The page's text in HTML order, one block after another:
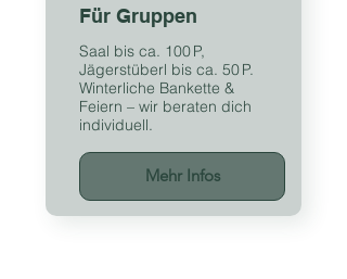
Für Gruppen
Saal bis ca. 100 P,
Jägerstüberl bis ca. 50 P.
Winterliche Bankette &
Feiern – wir beraten dich
individuell.
Mehr Infos